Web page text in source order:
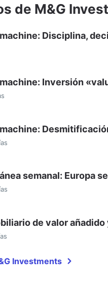
de M&G
Disciplina,
Inversión
semanal: Europa
de valor
Investments